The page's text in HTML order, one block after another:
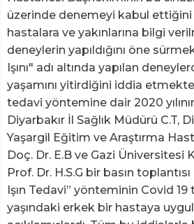
üzerinde denemeyi kabul ettiğini
hastalara ve yakınlarına bilgi
deneylerin yapıldığını öne
Işını" adı altında yapılan
yaşamını yitirdiğini iddia
tedavi yöntemine dair 2020
Diyarbakır İl Sağlık Müdürü C.T,
Yaşargil Eğitim ve Araştırma
Doç. Dr. E.B ve Gazi Üniversitesi
Prof. Dr. H.S.G bir basın
Işın Tedavi” yönteminin Covid 19
yaşındaki erkek bir hastaya